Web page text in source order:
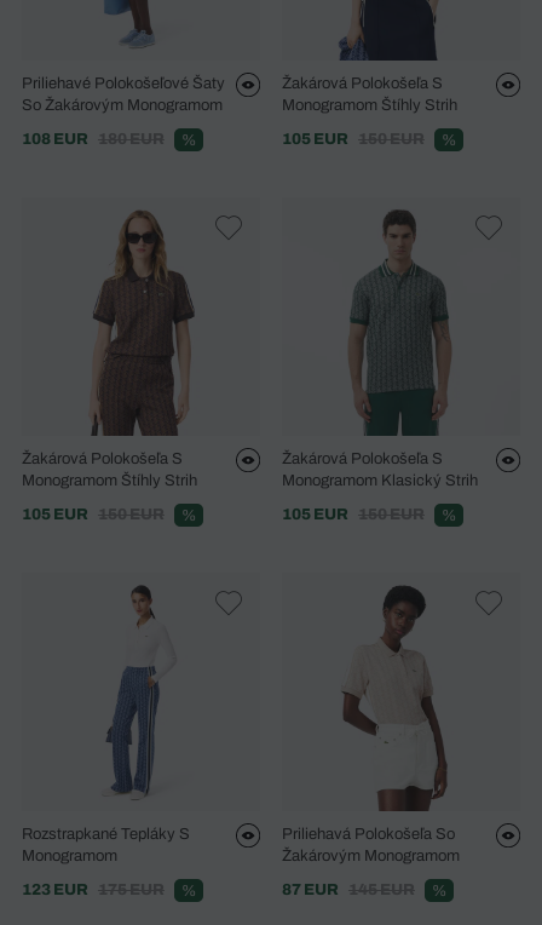
Priliehavé Polokošeľové Šaty
So Žakárovým Monogramom
108 EUR
180 EUR %
Žakárová Polokošeľa S
Monogramom Štíhly Strih
105 EUR
150 EUR %
Žakárová Polokošeľa S
Monogramom Štíhly Strih
105 EUR
150 EUR %
Žakárová Polokošeľa S
Monogramom Klasický Strih
105 EUR
150 EUR %
Rozstrapkané Tepláky S
Monogramom
123 EUR
175 EUR %
Priliehavá Polokošeľa So
Žakárovým Monogramom
87 EUR
145 EUR %